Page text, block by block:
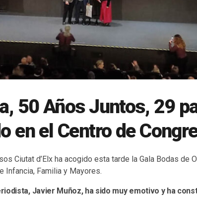
50 Años Juntos, 29
en el Centro de
Ciutat d’Elx ha acogido esta tarde la Gala Bodas de
Infancia, Familia y Mayores.
Javier Muñoz, ha sido muy emotivo y ha